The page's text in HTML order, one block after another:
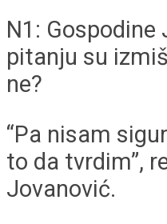
N1: Gospodine
pitanju su
ne?
“Pa nisam
to da tvrdim”,
Jovanović.